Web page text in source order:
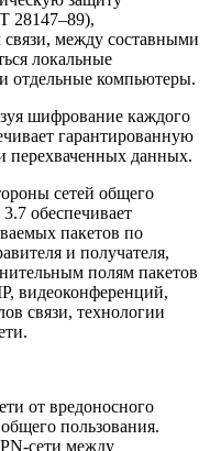
28147–89),
между составными
локальные
отдельные компьютеры.
шифрование каждого
гарантированную
перехваченных данных.
сетей общего
обеспечивает
пакетов по
и получателя,
полям пакетов
видеоконференций,
связи, технологии
от вредоносного
пользования.
сети между